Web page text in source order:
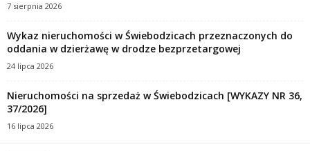
7 sierpnia 2026
Wykaz nieruchomości w Świebodzicach przeznaczonych do
oddania w dzierżawę w drodze bezprzetargowej
24 lipca 2026
Nieruchomości na sprzedaż w Świebodzicach [WYKAZY NR 36,
37/2026]
16 lipca 2026